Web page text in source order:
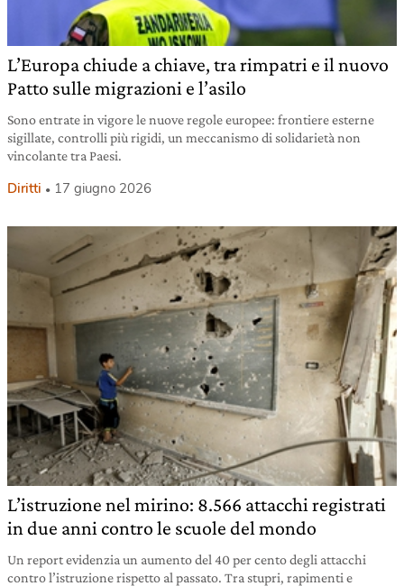
L’Europa chiude a chiave, tra rimpatri e il nuovo
Patto sulle migrazioni e l’asilo
Sono entrate in vigore le nuove regole europee: frontiere esterne
sigillate, controlli più rigidi, un meccanismo di solidarietà non
vincolante tra Paesi.
Diritti 17 giugno 2026
L’istruzione nel mirino: 8.566 attacchi registrati
in due anni contro le scuole del mondo
Un report evidenzia un aumento del 40 per cento degli attacchi
contro l’istruzione rispetto al passato. Tra stupri, rapimenti e